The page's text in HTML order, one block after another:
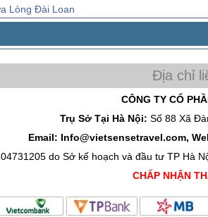
Lòng Đài Loan
CÔNG TY CỔ
Trụ Sở Tại Hà Nội: Số 88 Xã
Email: Info@vietsensetravel.com,
do Sở kế hoạch và đầu tư TP Hà
CHẤP NHẬN